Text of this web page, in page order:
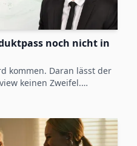
noch nicht in
kommen. Daran lässt der
keinen Zweifel.
regulatorischen
für einzelne
und der
weiterhin eine Lücke.